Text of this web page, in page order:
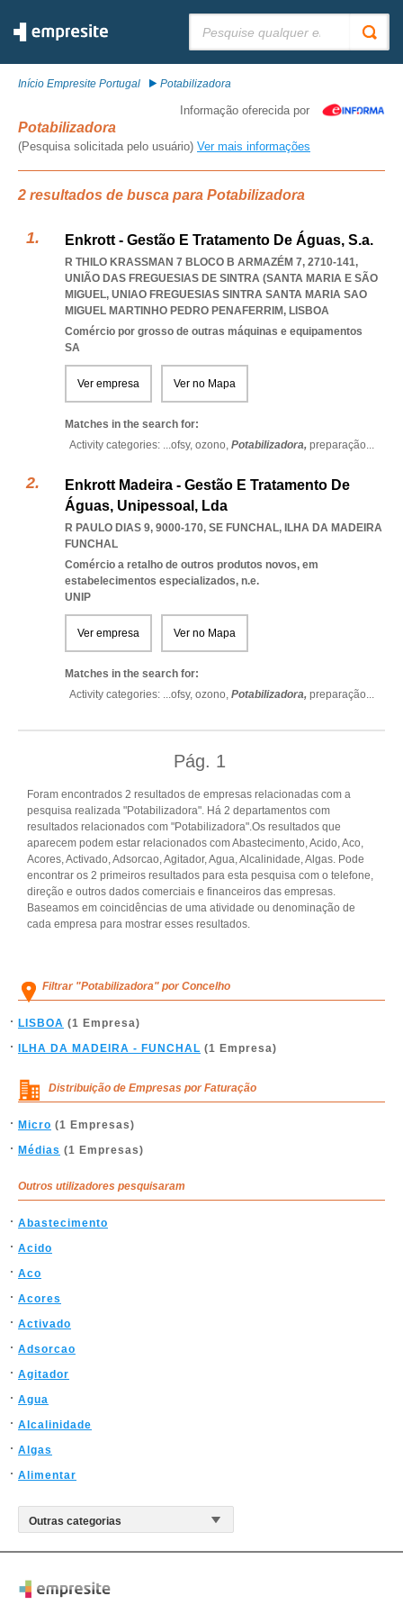
Início Empresite Portugal Potabilizadora
Informação oferecida por
Potabilizadora
(Pesquisa solicitada pelo usuário) Ver mais informações
2 resultados de busca para Potabilizadora
Enkrott - Gestão E Tratamento De Águas, S.a.
R THILO KRASSMAN 7 BLOCO B ARMAZÉM 7, 2710-141,
UNIÃO DAS FREGUESIAS DE SINTRA (SANTA MARIA E SÃO
MIGUEL, UNIAO FREGUESIAS SINTRA SANTA MARIA SAO
MIGUEL MARTINHO PEDRO PENAFERRIM, LISBOA
Comércio por grosso de outras máquinas e equipamentos
SA
Ver empresa Ver no Mapa
Matches in the search for:
Activity categories: ...ofsy, ozono, Potabilizadora, preparação...
Enkrott Madeira - Gestão E Tratamento De
Águas, Unipessoal, Lda
R PAULO DIAS 9, 9000-170, SE FUNCHAL, ILHA DA MADEIRA
FUNCHAL
Comércio a retalho de outros produtos novos, em
estabelecimentos especializados, n.e.
UNIP
Ver empresa Ver no Mapa
Matches in the search for:
Activity categories: ...ofsy, ozono, Potabilizadora, preparação...
Pág. 1
Foram encontrados 2 resultados de empresas relacionadas com a
pesquisa realizada "Potabilizadora". Há 2 departamentos com
resultados relacionados com "Potabilizadora".Os resultados que
aparecem podem estar relacionados com Abastecimento, Acido, Aco,
Acores, Activado, Adsorcao, Agitador, Agua, Alcalinidade, Algas. Pode
encontrar os 2 primeiros resultados para esta pesquisa com o telefone,
direção e outros dados comerciais e financeiros das empresas.
Baseamos em coincidências de uma atividade ou denominação de
cada empresa para mostrar esses resultados.
Filtrar "Potabilizadora" por Concelho
LISBOA (1 Empresa)
ILHA DA MADEIRA - FUNCHAL (1 Empresa)
Distribuição de Empresas por Faturação
Micro (1 Empresas)
Médias (1 Empresas)
Outros utilizadores pesquisaram
Abastecimento
Acido
Aco
Acores
Activado
Adsorcao
Agitador
Agua
Alcalinidade
Algas
Alimentar